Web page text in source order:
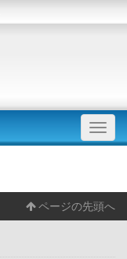
ページの先頭へ